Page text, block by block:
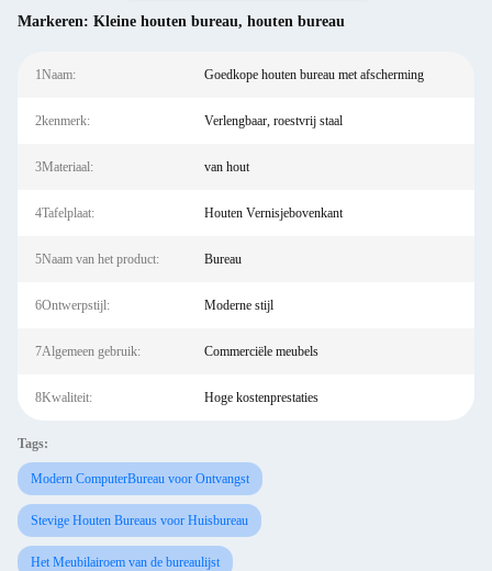
Markeren: Kleine houten bureau, houten bureau
1Naam: Goedkope houten bureau met afscherming
2kenmerk: Verlengbaar, roestvrij staal
3Materiaal: van hout
4Tafelplaat: Houten Vernisjebovenkant
5Naam van het product: Bureau
6Ontwerpstijl: Moderne stijl
7Algemeen gebruik: Commerciële meubels
8Kwaliteit: Hoge kostenprestaties
Tags:
Modern ComputerBureau voor Ontvangst
Stevige Houten Bureaus voor Huisbureau
Het Meubilairoem van de bureaulijst